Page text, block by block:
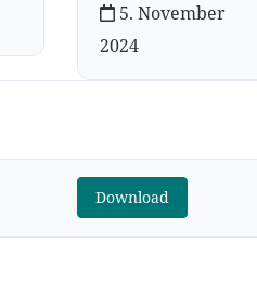
Download
5. November
2024